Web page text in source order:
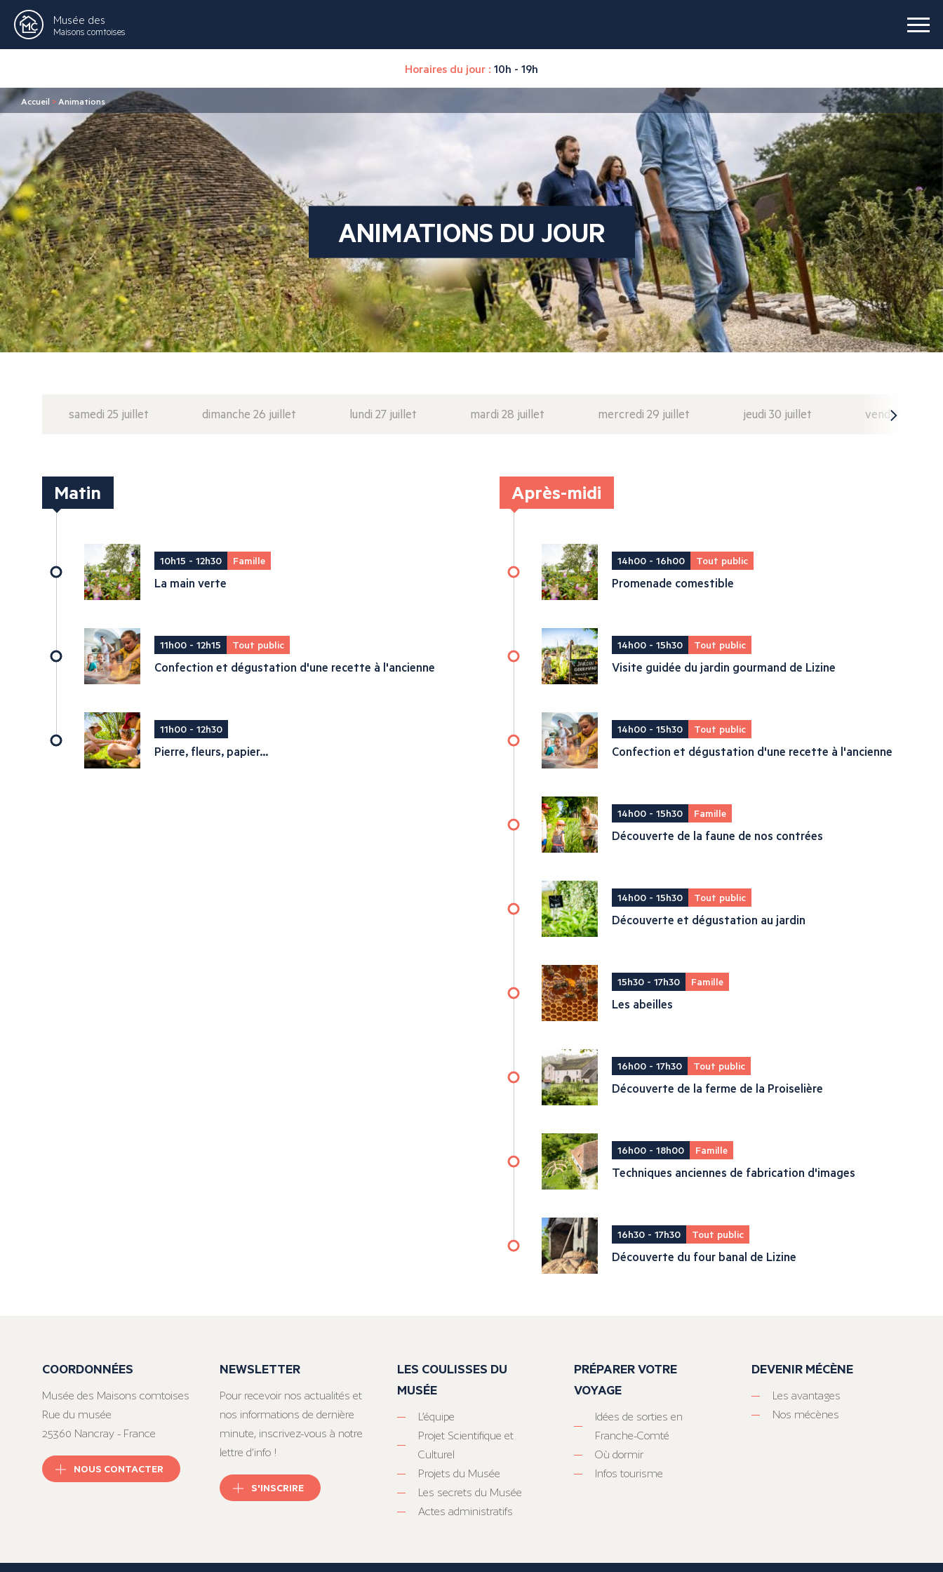
Musée des
Maisons comtoises
Horaires du jour : 10h - 19h
Accueil > Animations
ANIMATIONS DU JOUR
samedi 25 juillet dimanche 26 juillet lundi 27 juillet mardi 28 juillet mercredi 29 juillet jeudi 30 juillet vendredi 31
Matin
10h15 - 12h30 Famille
La main verte
11h00 - 12h15 Tout public
Confection et dégustation d'une recette à l'ancienne
11h00 - 12h30
Pierre, fleurs, papier...
Après-midi
14h00 - 16h00 Tout public
Promenade comestible
14h00 - 15h30 Tout public
Visite guidée du jardin gourmand de Lizine
14h00 - 15h30 Tout public
Confection et dégustation d'une recette à l'ancienne
14h00 - 15h30 Famille
Découverte de la faune de nos contrées
14h00 - 15h30 Tout public
Découverte et dégustation au jardin
15h30 - 17h30 Famille
Les abeilles
16h00 - 17h30 Tout public
Découverte de la ferme de la Proiselière
16h00 - 18h00 Famille
Techniques anciennes de fabrication d'images
16h30 - 17h30 Tout public
Découverte du four banal de Lizine
COORDONNÉES
Musée des Maisons comtoises
Rue du musée
25360 Nancray - France
NOUS CONTACTER
NEWSLETTER
Pour recevoir nos actualités et
nos informations de dernière
minute, inscrivez-vous à notre
lettre d’info !
S'INSCRIRE
LES COULISSES DU
MUSÉE
L’équipe
Projet Scientifique et
Culturel
Projets du Musée
Les secrets du Musée
Actes administratifs
PRÉPARER VOTRE
VOYAGE
Idées de sorties en
Franche-Comté
Où dormir
Infos tourisme
DEVENIR MÉCÈNE
Les avantages
Nos mécènes